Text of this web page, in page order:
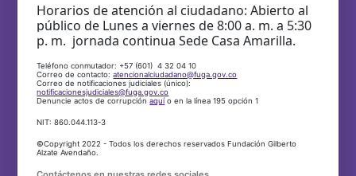
Horarios de atención al ciudadano: Abierto al
público de Lunes a viernes de 8:00 a. m. a 5:30
p. m. jornada continua Sede Casa Amarilla.
Teléfono conmutador: +57 (601) 4 32 04 10
Correo de contacto:atencionalciudadano@fuga.gov.co
Correo de notificaciones judiciales (único):
notificacionesjudiciales@fuga.gov.co
Denuncie actos de corrupciónaquío en la línea 195 opción 1
NIT: 860.044.113-3
©Copyright 2022 - Todos los derechos reservados Fundación Gilberto
Alzate Avendaño.